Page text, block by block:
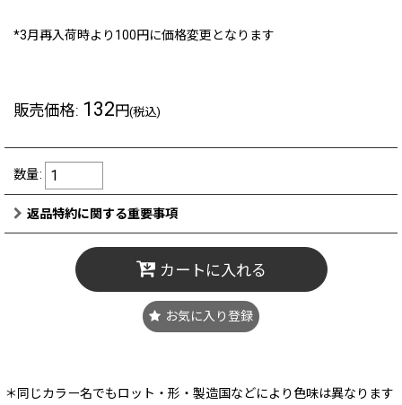
*3月再入荷時より100円に価格変更となります
販売価格: 132円(税込)
数量:
返品特約に関する重要事項
カートに入れる
お気に入り登録
＊同じカラー名でもロット・形・製造国などにより色味は異なります